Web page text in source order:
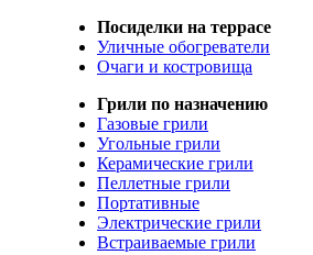
Посиделки на террасе
Уличные обогреватели
Очаги и костровища
Грили по назначению
Газовые грили
Угольные грили
Керамические грили
Пеллетные грили
Портативные
Электрические грили
Встраиваемые грили